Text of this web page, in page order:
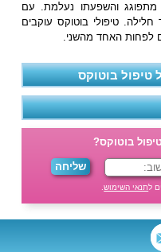
והשפעתו נעלמת. עם
חלילה. טיפולי בוטוקס עוקבים
לפחות האחד מהשני.
בוטוקס
בוטוקס?
לתנאי השימוש.